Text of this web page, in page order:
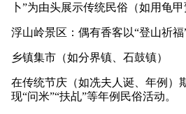
卜”为由头展示传统民俗（如用龟甲
浮山岭景区：偶有香客以“登山祈福
乡镇集市（如分界镇、石鼓镇）
在传统节庆（如冼夫人诞、年例）
现“问米”“扶乩”等年例民俗活动。